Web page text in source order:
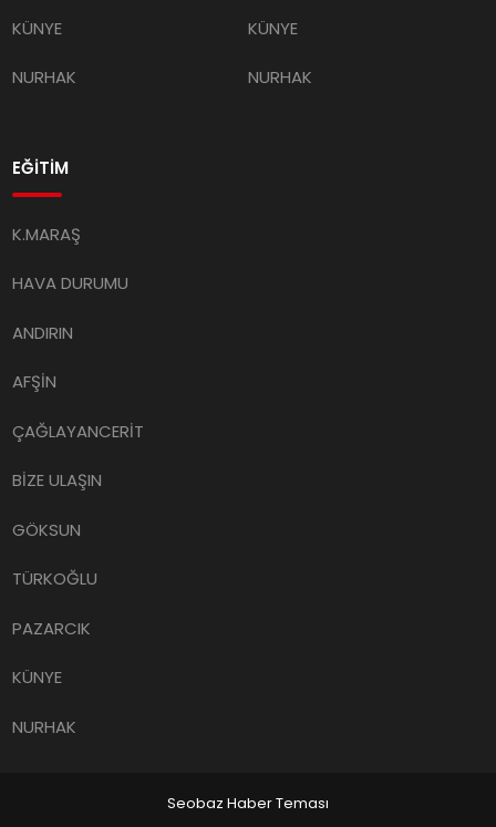
KÜNYE
NURHAK
KÜNYE
NURHAK
EĞİTİM
K.MARAŞ
HAVA DURUMU
ANDIRIN
AFŞİN
ÇAĞLAYANCERİT
BİZE ULAŞIN
GÖKSUN
TÜRKOĞLU
PAZARCIK
KÜNYE
NURHAK
Seobaz Haber Teması